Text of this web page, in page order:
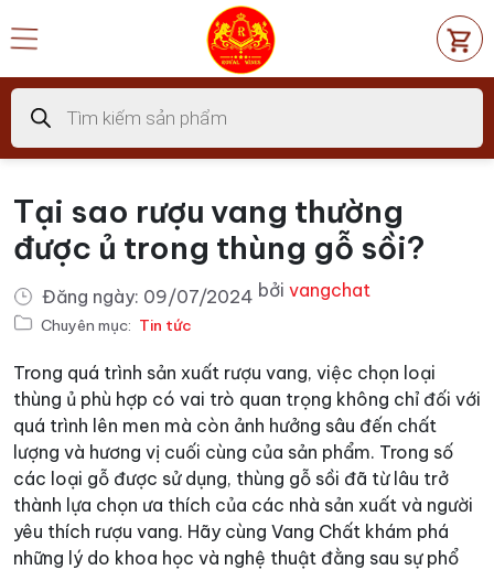
đến
dung
Tìm
kiếm
sản
phẩm
Tại sao rượu vang thường
được ủ trong thùng gỗ sồi?
Đăng ngày: 09/07/2024 bởi vangchat
Chuyên mục: Tin tức
Trong quá trình sản xuất rượu vang, việc chọn loại
thùng ủ phù hợp có vai trò quan trọng không chỉ đối với
quá trình lên men mà còn ảnh hưởng sâu đến chất
lượng và hương vị cuối cùng của sản phẩm. Trong số
các loại gỗ được sử dụng, thùng gỗ sồi đã từ lâu trở
thành lựa chọn ưa thích của các nhà sản xuất và người
yêu thích rượu vang. Hãy cùng Vang Chất khám phá
những lý do khoa học và nghệ thuật đằng sau sự phổ